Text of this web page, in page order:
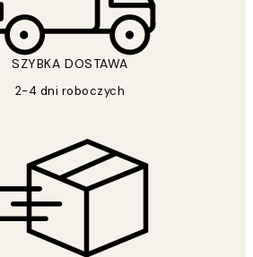
SZYBKA DOSTAWA
2-4 dni roboczych